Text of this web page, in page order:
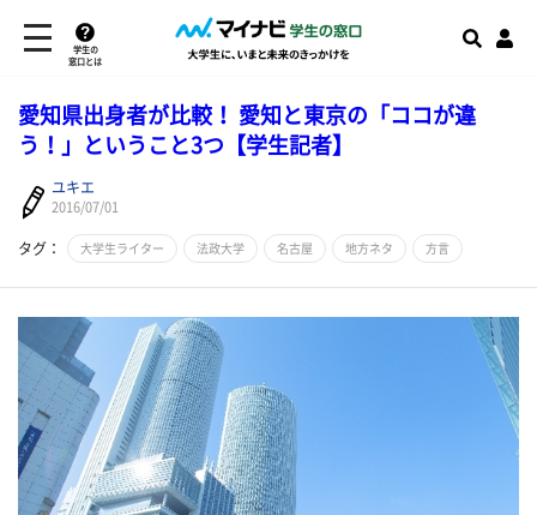
学生の
窓口とは
愛知県出身者が比較！ 愛知と東京の「ココが違
う！」ということ3つ【学生記者】
ユキエ
2016/07/01
タグ： 大学生ライター 法政大学 名古屋 地方ネタ 方言